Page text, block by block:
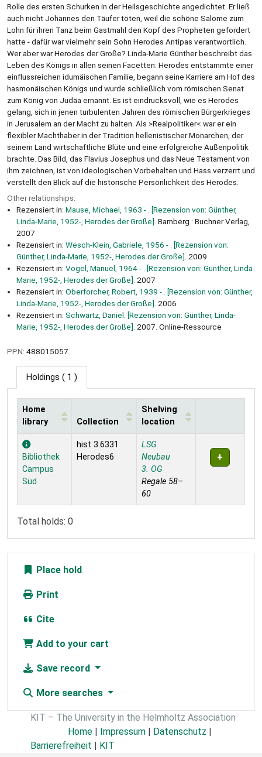
Rolle des ersten Schurken in der Heilsgeschichte angedichtet. Er ließ
auch nicht Johannes den Täufer töten, weil die schöne Salome zum
Lohn für ihren Tanz beim Gastmahl den Kopf des Propheten gefordert
hatte - dafür war vielmehr sein Sohn Herodes Antipas verantwortlich.
Wer aber war Herodes der Große? Linda-Marie Günther beschreibt das
Leben des Königs in allen seinen Facetten: Herodes entstammte einer
einflussreichen idumäischen Familie, begann seine Karriere am Hof des
hasmonäischen Königs und wurde schließlich vom römischen Senat
zum König von Judäa ernannt. Es ist eindrucksvoll, wie es Herodes
gelang, sich in jenen turbulenten Jahren des römischen Bürgerkrieges
in Jerusalem an der Macht zu halten. Als >Realpolitiker< war er ein
flexibler Machthaber in der Tradition hellenistischer Monarchen, der
seinem Land wirtschaftliche Blüte und eine erfolgreiche Außenpolitik
brachte. Das Bild, das Flavius Josephus und das Neue Testament von
ihm zeichnen, ist von ideologischen Vorbehalten und Hass verzerrt und
verstellt den Blick auf die historische Persönlichkeit des Herodes.
Other relationships:
Rezensiert in: Mause, Michael, 1963 - . [Rezension von: Günther,
Linda-Marie, 1952-, Herodes der Große]. Bamberg : Buchner Verlag,
2007
Rezensiert in: Wesch-Klein, Gabriele, 1956 - . [Rezension von:
Günther, Linda-Marie, 1952-, Herodes der Große]. 2009
Rezensiert in: Vogel, Manuel, 1964 - . [Rezension von: Günther, Linda-
Marie, 1952-, Herodes der Große]. 2007
Rezensiert in: Oberforcher, Robert, 1939 - . [Rezension von: Günther,
Linda-Marie, 1952-, Herodes der Große]. 2006
Rezensiert in: Schwartz, Daniel. [Rezension von: Günther, Linda-
Marie, 1952-, Herodes der Große]. 2007. Online-Ressource
PPN: 488015057
Holdings ( 1 )
Holdings
Home
library
Collection
Shelving
location
Bibliothek
Campus
Süd
hist 3.6331
Herodes6
LSG
Neubau
3. OG
Regale 58–
60
Total holds: 0
Place hold
Print
Cite
Add to your cart
Save record
More searches
KIT – The University in the Helmholtz Association
Home | Impressum | Datenschutz |
Barrierefreiheit | KIT